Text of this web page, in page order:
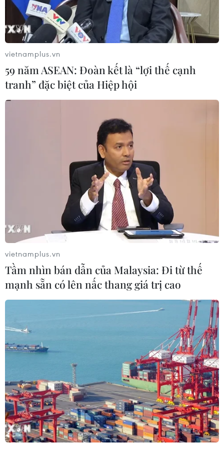
Bất chấp nắng nóng kỷ lục, du khách
châu Á vẫn đổ sang châu Âu
05/08/2026 23:27
Đâm dao ở trung tâm London, một
nữ nghi phạm bị bắt giữ
Công an Lào Cai kịp thời cứu nạn, hỗ
trợ người dân trong tình huống khẩn
Xem thêm
CƠ QUAN CHỦ QUẢN: THÔNG TẤN XÃ VIỆT NAM
Phó Tổng Biên tập: NGUYỄN THỊ TÁM, KHÚC THANH
THỦY
Sở hữu trí tuệ
Quy định sử dụng
RSS
Hỗ trợ
Ngôn ngữ
TTXVN
Dịch vụ tin
Quảng cáo
vietnamplus.vn
59 năm ASEAN: Đoàn kết là “lợi thế cạnh
tranh” đặc biệt của Hiệp hội
vietnamplus.vn
Tầm nhìn bán dẫn của Malaysia: Đi từ thế
mạnh sẵn có lên nấc thang giá trị cao